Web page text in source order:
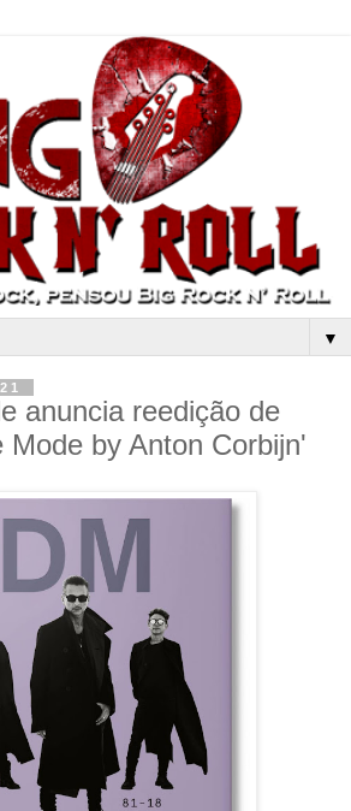
▼
anuncia reedição de
Mode by Anton Corbijn'